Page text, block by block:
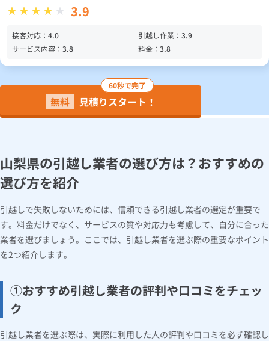
3.9
接客対応： 4.0 引越し作業： 3.9
サービス内容： 3.8 料金： 3.8
60秒で完了
無料 見積りスタート！
山梨県の引越し業者の選び方は？おすすめの
選び方を紹介
引越しで失敗しないためには、信頼できる引越し業者の選定が重要で
す。料金だけでなく、サービスの質や対応力も考慮して、自分に合った
業者を選びましょう。ここでは、引越し業者を選ぶ際の重要なポイント
を2つ紹介します。
①おすすめ引越し業者の評判や口コミをチェッ
ク
引越し業者を選ぶ際は、実際に利用した人の評判や口コミを必ず確認し